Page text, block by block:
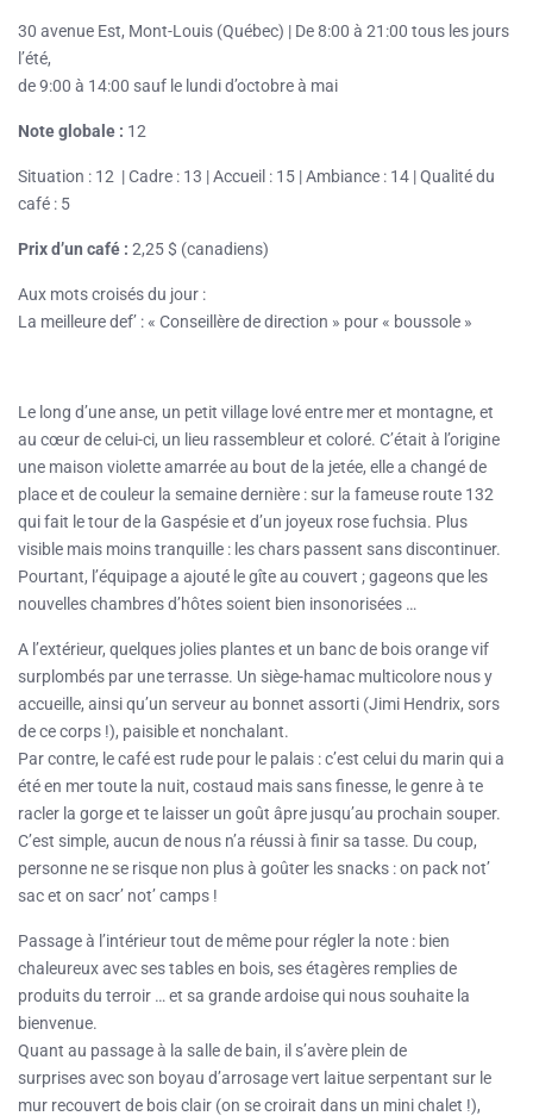
30 avenue Est, Mont-Louis (Québec) | De 8:00 à 21:00 tous les jours
l’été,
de 9:00 à 14:00 sauf le lundi d’octobre à mai
Note globale : 12
Situation : 12 | Cadre : 13 | Accueil : 15 | Ambiance : 14 | Qualité du
café : 5
Prix d’un café : 2,25 $ (canadiens)
Aux mots croisés du jour :
La meilleure def’ : « Conseillère de direction » pour « boussole »
Le long d’une anse, un petit village lové entre mer et montagne, et
au cœur de celui-ci, un lieu rassembleur et coloré. C’était à l’origine
une maison violette amarrée au bout de la jetée, elle a changé de
place et de couleur la semaine dernière : sur la fameuse route 132
qui fait le tour de la Gaspésie et d’un joyeux rose fuchsia. Plus
visible mais moins tranquille : les chars passent sans discontinuer.
Pourtant, l’équipage a ajouté le gîte au couvert ; gageons que les
nouvelles chambres d’hôtes soient bien insonorisées …
A l’extérieur, quelques jolies plantes et un banc de bois orange vif
surplombés par une terrasse. Un siège-hamac multicolore nous y
accueille, ainsi qu’un serveur au bonnet assorti (Jimi Hendrix, sors
de ce corps !), paisible et nonchalant.
Par contre, le café est rude pour le palais : c’est celui du marin qui a
été en mer toute la nuit, costaud mais sans finesse, le genre à te
racler la gorge et te laisser un goût âpre jusqu’au prochain souper.
C’est simple, aucun de nous n’a réussi à finir sa tasse. Du coup,
personne ne se risque non plus à goûter les snacks : on pack not’
sac et on sacr’ not’ camps !
Passage à l’intérieur tout de même pour régler la note : bien
chaleureux avec ses tables en bois, ses étagères remplies de
produits du terroir … et sa grande ardoise qui nous souhaite la
bienvenue.
Quant au passage à la salle de bain, il s’avère plein de
surprises avec son boyau d’arrosage vert laitue serpentant sur le
mur recouvert de bois clair (on se croirait dans un mini chalet !),